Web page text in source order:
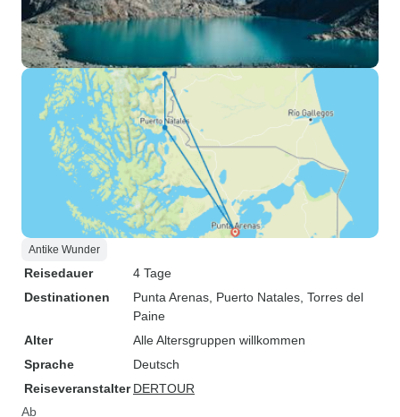
Antike Wunder
Reisedauer
4 Tage
Destinationen
Punta Arenas , Puerto Natales , Torres del
Paine
Alter
Alle Altersgruppen willkommen
Sprache
Deutsch
Reiseveranstalter DERTOUR
Ab